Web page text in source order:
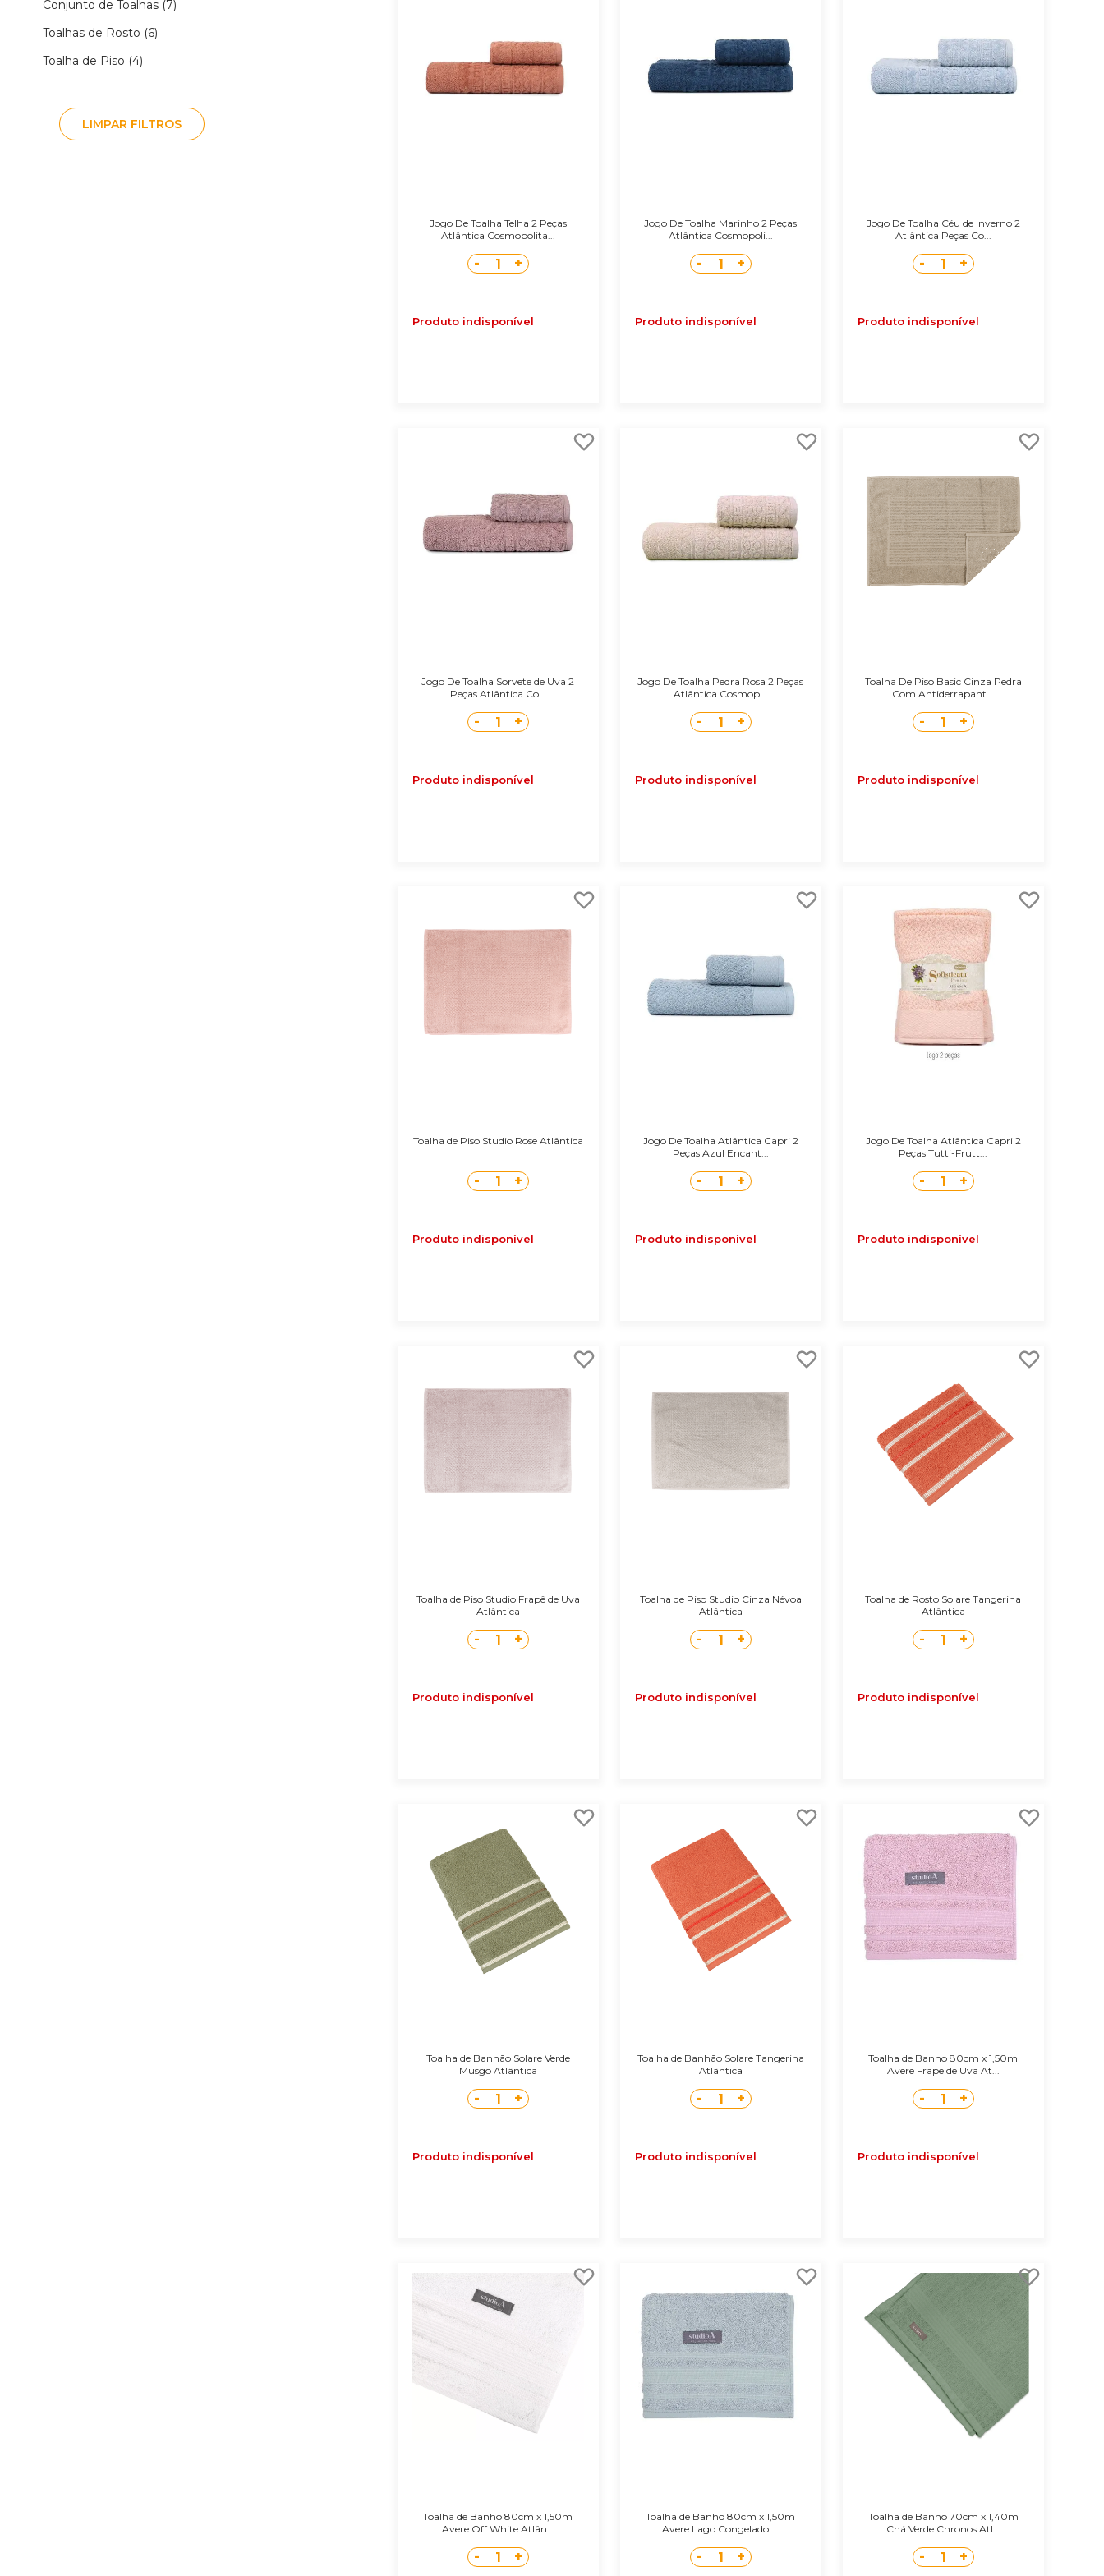
Conjunto de Toalhas (7)
Toalhas de Rosto (6)
Toalha de Piso (4)
LIMPAR FILTROS
Jogo De Toalha Telha 2 Peças
Atlântica Cosmopolita...
- 1 +
Produto indisponível
Jogo De Toalha Marinho 2 Peças
Atlântica Cosmopoli...
- 1 +
Produto indisponível
Jogo De Toalha Céu de Inverno 2
Atlântica Peças Co...
- 1 +
Produto indisponível
Jogo De Toalha Sorvete de Uva 2
Peças Atlântica Co...
- 1 +
Produto indisponível
Jogo De Toalha Pedra Rosa 2 Peças
Atlântica Cosmop...
- 1 +
Produto indisponível
Toalha De Piso Basic Cinza Pedra
Com Antiderrapant...
- 1 +
Produto indisponível
Toalha de Piso Studio Rose Atlântica
- 1 +
Produto indisponível
Jogo De Toalha Atlântica Capri 2
Peças Azul Encant...
- 1 +
Produto indisponível
Jogo De Toalha Atlântica Capri 2
Peças Tutti-Frutt...
- 1 +
Produto indisponível
Toalha de Piso Studio Frapê de Uva
Atlântica
- 1 +
Produto indisponível
Toalha de Piso Studio Cinza Névoa
Atlântica
- 1 +
Produto indisponível
Toalha de Rosto Solare Tangerina
Atlântica
- 1 +
Produto indisponível
Toalha de Banhão Solare Verde
Musgo Atlântica
- 1 +
Produto indisponível
Toalha de Banhão Solare Tangerina
Atlântica
- 1 +
Produto indisponível
Toalha de Banho 80cm x 1,50m
Avere Frape de Uva At...
- 1 +
Produto indisponível
Toalha de Banho 80cm x 1,50m
Avere Off White Atlân...
- 1 +
Toalha de Banho 80cm x 1,50m
Avere Lago Congelado ...
- 1 +
Toalha de Banho 70cm x 1,40m
Chá Verde Chronos Atl...
- 1 +